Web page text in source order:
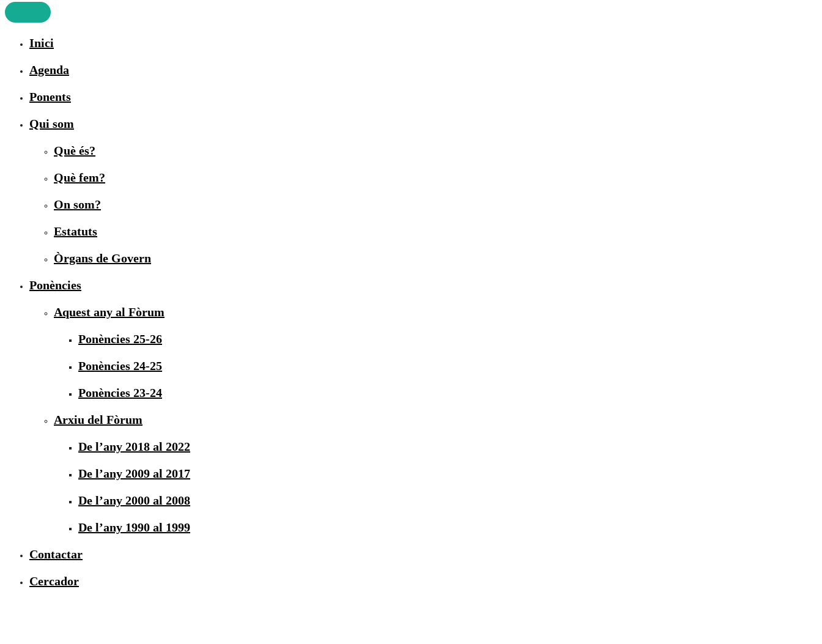
Inici
Agenda
Ponents
Qui som
Què és?
Què fem?
On som?
Estatuts
Òrgans de Govern
Ponències
Aquest any al Fòrum
Ponències 25-26
Ponències 24-25
Ponències 23-24
Arxiu del Fòrum
De l’any 2018 al 2022
De l’any 2009 al 2017
De l’any 2000 al 2008
De l’any 1990 al 1999
Contactar
Cercador